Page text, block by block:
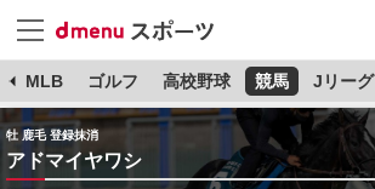
MLB ゴルフ 高校野球 競馬 Jリーグ
牡 鹿毛 登録抹消
アドマイヤワシ